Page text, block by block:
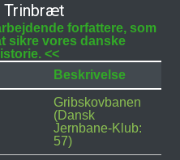
Trinbræt
forfattere, som
sikre vores danske
<<
Beskrivelse
Gribskovbanen
(Dansk
Jernbane-Klub:
57)